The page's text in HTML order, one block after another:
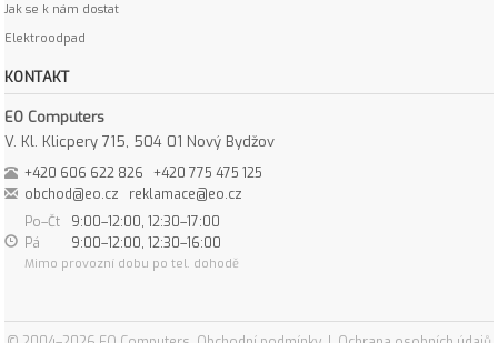
Jak se k nám dostat
Elektroodpad
KONTAKT
EO Computers
V. Kl. Klicpery 715, 504 01 Nový Bydžov
+420 606 622 826
+420 775 475 125
obchod@eo.cz
reklamace@eo.cz
Po–Čt
9:00–12:00, 12:30–17:00
Pá
9:00–12:00, 12:30–16:00
Mimo provozní dobu po tel. dohodě